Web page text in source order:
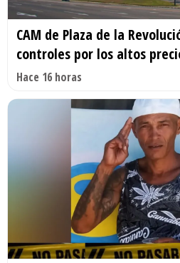
CAM de Plaza de la
controles por los altos
Hace 16 horas